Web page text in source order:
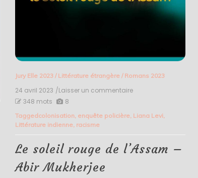
Jury Elle 2023/ Littérature étrangère/ Romans 2023
24 avril 2023 /Laisser un commentaireon
rouge
–
Abir
348 mots 8
Taggedcolonisation, enquête policière, Liana Levi,
Littérature indienne, racisme
Le soleil rouge de l’Assam –
Abir Mukherjee